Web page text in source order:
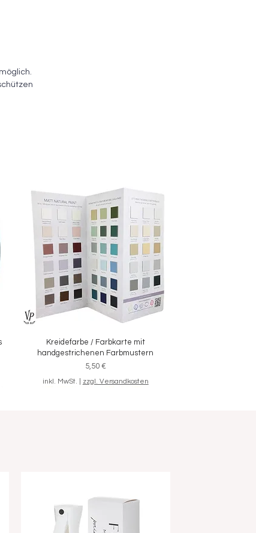
Schnellansicht
Kreidefarbe / Farbkarte mit
handgestrichenen Farbmustern
Preis
5,50 €
inkl. MwSt. zzgl. Versandkosten